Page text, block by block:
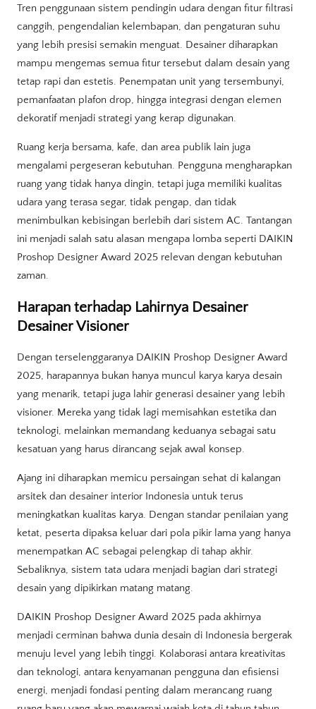
Tren penggunaan sistem pendingin udara dengan fitur filtrasi
canggih, pengendalian kelembapan, dan pengaturan suhu
yang lebih presisi semakin menguat. Desainer diharapkan
mampu mengemas semua fitur tersebut dalam desain yang
tetap rapi dan estetis. Penempatan unit yang tersembunyi,
pemanfaatan plafon drop, hingga integrasi dengan elemen
dekoratif menjadi strategi yang kerap digunakan.
Ruang kerja bersama, kafe, dan area publik lain juga
mengalami pergeseran kebutuhan. Pengguna mengharapkan
ruang yang tidak hanya dingin, tetapi juga memiliki kualitas
udara yang terasa segar, tidak pengap, dan tidak
menimbulkan kebisingan berlebih dari sistem AC. Tantangan
ini menjadi salah satu alasan mengapa lomba seperti DAIKIN
Proshop Designer Award 2025 relevan dengan kebutuhan
zaman.
Harapan terhadap Lahirnya Desainer
Desainer Visioner
Dengan terselenggaranya DAIKIN Proshop Designer Award
2025, harapannya bukan hanya muncul karya karya desain
yang menarik, tetapi juga lahir generasi desainer yang lebih
visioner. Mereka yang tidak lagi memisahkan estetika dan
teknologi, melainkan memandang keduanya sebagai satu
kesatuan yang harus dirancang sejak awal konsep.
Ajang ini diharapkan memicu persaingan sehat di kalangan
arsitek dan desainer interior Indonesia untuk terus
meningkatkan kualitas karya. Dengan standar penilaian yang
ketat, peserta dipaksa keluar dari pola pikir lama yang hanya
menempatkan AC sebagai pelengkap di tahap akhir.
Sebaliknya, sistem tata udara menjadi bagian dari strategi
desain yang dipikirkan matang matang.
DAIKIN Proshop Designer Award 2025 pada akhirnya
menjadi cerminan bahwa dunia desain di Indonesia bergerak
menuju level yang lebih tinggi. Kolaborasi antara kreativitas
dan teknologi, antara kenyamanan pengguna dan efisiensi
energi, menjadi fondasi penting dalam merancang ruang